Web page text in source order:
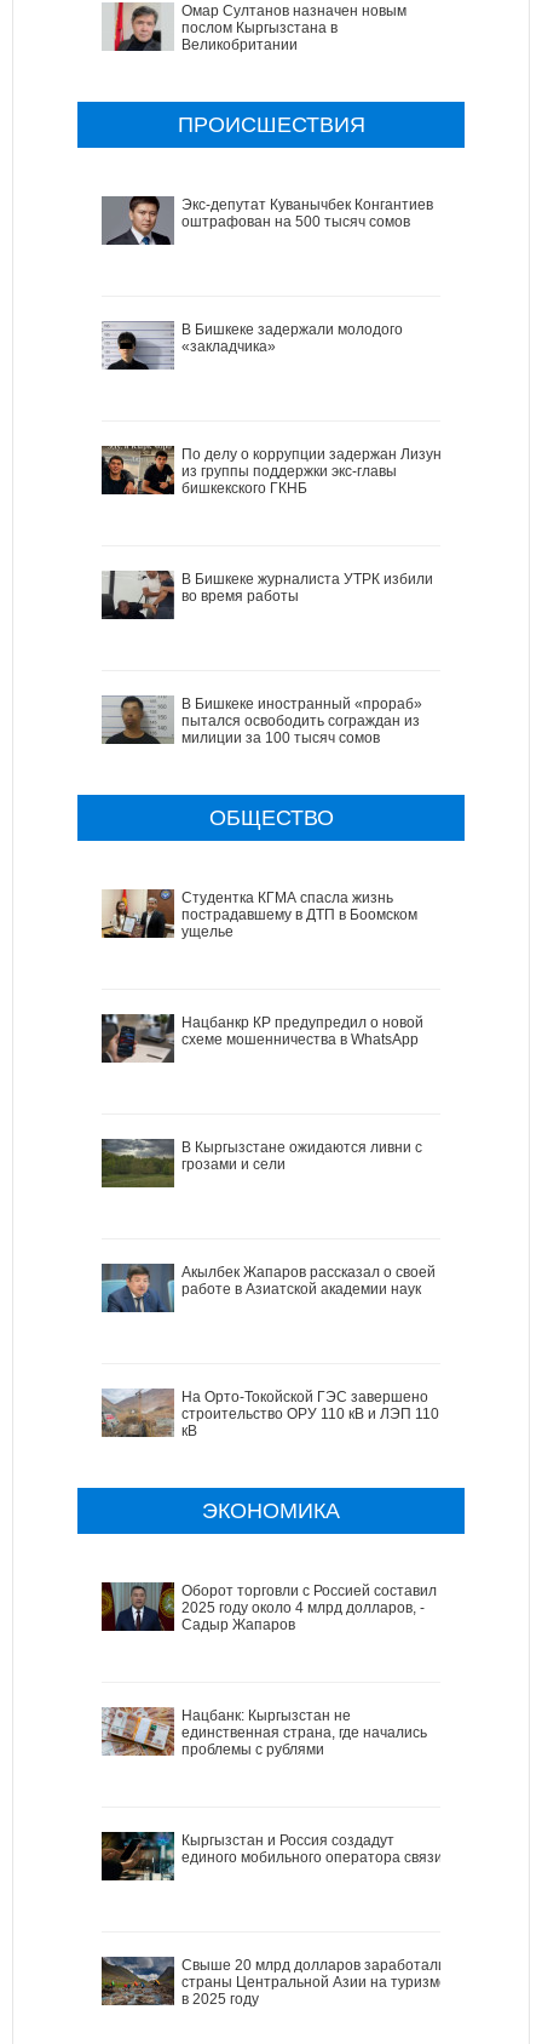
Омар Султанов назначен новым
послом Кыргызстана в
Великобритании
ПРОИСШЕСТВИЯ
Экс-депутат Куванычбек Конгантиев
оштрафован на 500 тысяч сомов
В Бишкеке задержали молодого
«закладчика»
По делу о коррупции задержан Лизун
из группы поддержки экс-главы
бишкекского ГКНБ
В Бишкеке журналиста УТРК избили
во время работы
В Бишкеке иностранный «прораб»
пытался освободить сограждан из
милиции за 100 тысяч сомов
ОБЩЕСТВО
Студентка КГМА спасла жизнь
пострадавшему в ДТП в Боомском
ущелье
Нацбанкр КР предупредил о новой
схеме мошенничества в WhatsApp
В Кыргызстане ожидаются ливни с
грозами и сели
Акылбек Жапаров рассказал о своей
работе в Азиатской академии наук
На Орто-Токойской ГЭС завершено
строительство ОРУ 110 кВ и ЛЭП 110
кВ
ЭКОНОМИКА
Оборот торговли с Россией составил в
2025 году около 4 млрд долларов, -
Садыр Жапаров
Нацбанк: Кыргызстан не
единственная страна, где начались
проблемы с рублями
Кыргызстан и Россия создадут
единого мобильного оператора связи
Свыше 20 млрд долларов заработали
страны Центральной Азии на туризме
в 2025 году